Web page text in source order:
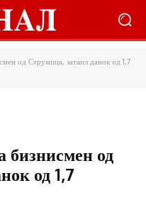
од Струмица, затаил данок од 1,7
бизнисмен од
од 1,7